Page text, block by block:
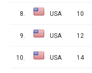
8. USA 10
9. USA 12
10. USA 14